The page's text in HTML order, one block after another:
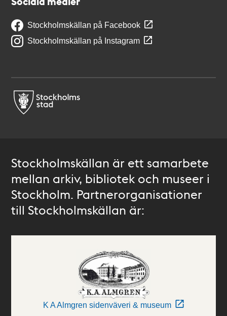
Stockholmskällan på Facebook
Stockholmskällan på Instagram
Stockholmskällan är ett samarbete
mellan arkiv, bibliotek och museer i
Stockholm. Partnerorganisationer
till Stockholmskällan är:
K A Almgren sidenväveri & museum